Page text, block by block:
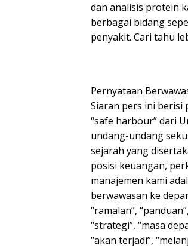
dan analisis protein
berbagai bidang
penyakit. Cari tahu
Pernyataan
Siaran pers ini berisi
“safe harbour” dari
undang-undang
sejarah yang
posisi keuangan,
manajemen kami
berwawasan ke
“ramalan”,
“strategi”, “masa
“akan terjadi”,